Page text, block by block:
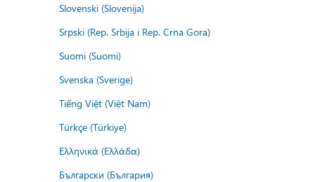
Slovenski (Slovenija)
Srpski (Rep. Srbija i Rep. Crna Gora)
Suomi (Suomi)
Svenska (Sverige)
Tiếng Việt (Việt Nam)
Türkçe (Türkiye)
Ελληνικά (Ελλάδα)
Български (България)